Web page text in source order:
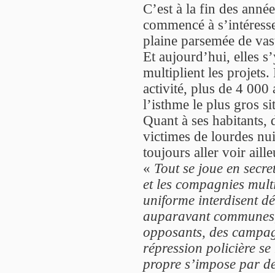
C’est à la fin des
commencé à
plaine parsemée de
Et aujourd’hui, elles
multiplient les projets.
activité, plus de 4 000
l’isthme le plus gros
Quant à ses habitants,
victimes de lourdes
toujours aller voir
« Tout se joue en
et les compagnies
uniforme interdisent
auparavant
opposants, des
répression policière
propre s’impose par